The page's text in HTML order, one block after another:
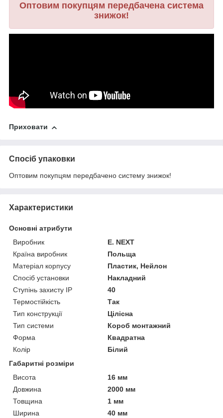
Оптовим покупцям передбачена система
знижок!
Приховати
Спосіб упаковки
Оптовим покупцям передбачено систему знижок!
Характеристики
Основні атрибути
Виробник
E. NEXT
Країна виробник
Польща
Матеріал корпусу
Пластик, Нейлон
Спосіб установки
Накладний
Ступінь захисту IP
40
Термостійкість
Так
Тип конструкції
Цілісна
Тип системи
Короб монтажний
Форма
Квадратна
Колір
Білий
Габаритні розміри
Висота
16 мм
Довжина
2000 мм
Товщина
1 мм
Ширина
40 мм